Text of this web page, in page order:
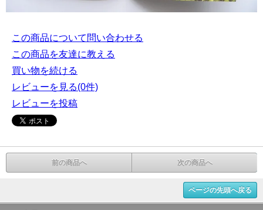
この商品について問い合わせる
この商品を友達に教える
買い物を続ける
レビューを見る(0件)
レビューを投稿
前の商品へ 次の商品へ
ページの先頭へ戻る